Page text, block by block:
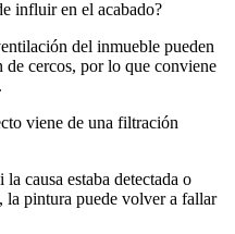
influir en el acabado?
del inmueble pueden
cercos, por lo que conviene
viene de una filtración
causa estaba detectada o
la pintura puede volver a fallar